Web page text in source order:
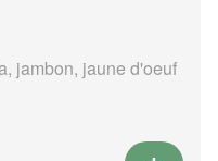
jambon, jaune d'oeuf